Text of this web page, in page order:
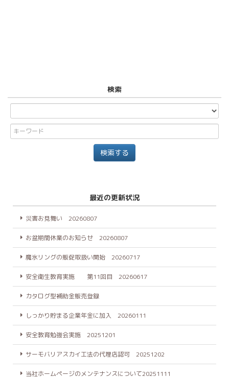
検索
最近の更新状況
災害お見舞い 20260807
お盆期間休業のお知らせ 20260807
魔氷リングの販促取扱い開始 20260717
安全衛生教育実施 第11回目 20260617
カタログ型補助金販売登録
しっかり貯まる企業年金に加入 20260111
安全教育勉強会実施 20251201
サーモバリアスカイ工法の代理店認可 20251202
当社ホームページのメンテナンスについて20251111